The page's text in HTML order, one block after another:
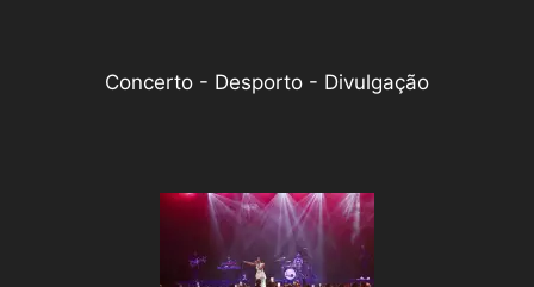
Concerto - Desporto - Divulgação